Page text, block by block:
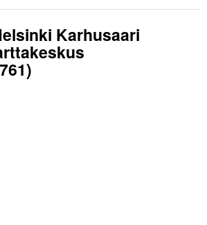
Karhusaari